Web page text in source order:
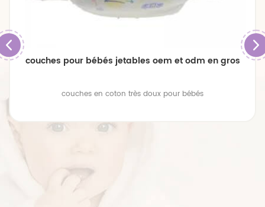
couches pour bébés jetables oem et odm en gros
couches en coton très doux pour bébés